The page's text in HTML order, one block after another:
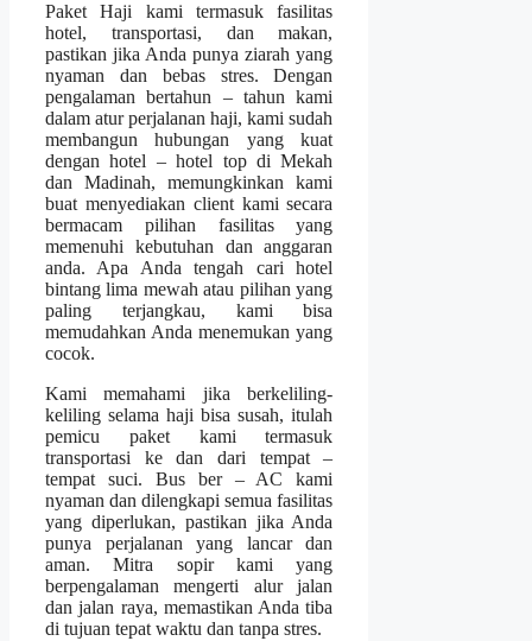
Paket Haji kami termasuk fasilitas
hotel, transportasi, dan makan,
pastikan jika Anda punya ziarah yang
nyaman dan bebas stres. Dengan
pengalaman bertahun – tahun kami
dalam atur perjalanan haji, kami sudah
membangun hubungan yang kuat
dengan hotel – hotel top di Mekah
dan Madinah, memungkinkan kami
buat menyediakan client kami secara
bermacam pilihan fasilitas yang
memenuhi kebutuhan dan anggaran
anda. Apa Anda tengah cari hotel
bintang lima mewah atau pilihan yang
paling terjangkau, kami bisa
memudahkan Anda menemukan yang
cocok.
Kami memahami jika berkeliling-
keliling selama haji bisa susah, itulah
pemicu paket kami termasuk
transportasi ke dan dari tempat –
tempat suci. Bus ber – AC kami
nyaman dan dilengkapi semua fasilitas
yang diperlukan, pastikan jika Anda
punya perjalanan yang lancar dan
aman. Mitra sopir kami yang
berpengalaman mengerti alur jalan
dan jalan raya, memastikan Anda tiba
di tujuan tepat waktu dan tanpa stres.